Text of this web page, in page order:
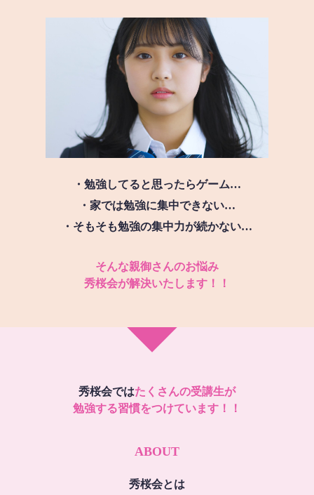
・勉強してると思ったらゲーム…
・家では勉強に集中できない…
・そもそも勉強の集中力が続かない…
そんな親御さんのお悩み
秀桜会が解決いたします！！
秀桜会ではたくさんの受講生が
勉強する習慣をつけています！！
ABOUT
秀桜会とは